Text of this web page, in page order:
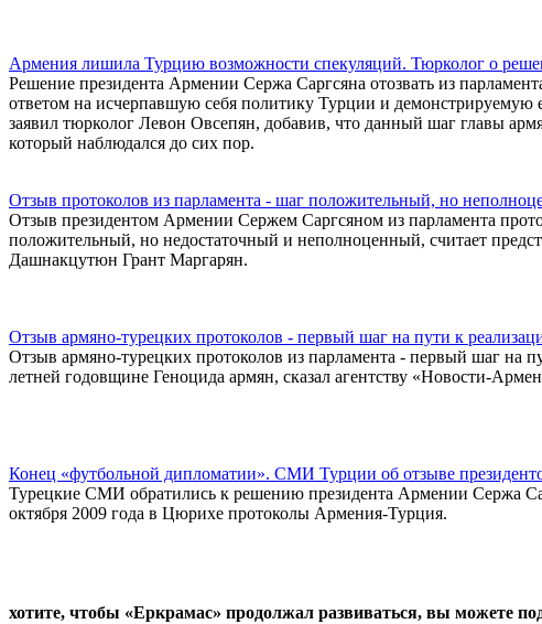
Армения лишила Турцию возможности спекуляций. Тюрколог о
Решение президента Армении Сержа Саргсяна отозвать из
ответом на исчерпавшую себя политику Турции и демонстрируемую
заявил тюрколог Левон Овсепян, добавив, что данный шаг главы
который наблюдался до сих пор.
Отзыв протоколов из парламента - шаг положительный, но
Отзыв президентом Армении Сержем Саргсяном из парламента
положительный, но недостаточный и неполноценный, считает
Дашнакцутюн Грант Маргарян.
Отзыв армяно-турецких протоколов - первый шаг на пути к
Отзыв армяно-турецких протоколов из парламента - первый шаг на
летней годовщине Геноцида армян, сказал агентству «Новости-
Конец «футбольной дипломатии». СМИ Турции об отзыве
Турецкие СМИ обратились к решению президента Армении Сержа
октября 2009 года в Цюрихе протоколы Армения-Турция.
хотите, чтобы «Еркрамас» продолжал развиваться, вы можете